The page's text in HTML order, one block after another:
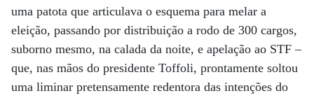
uma patota que articulava o esquema para melar a
eleição, passando por distribuição a rodo de 300 cargos,
suborno mesmo, na calada da noite, e apelação ao STF –
que, nas mãos do presidente Toffoli, prontamente soltou
uma liminar pretensamente redentora das intenções do